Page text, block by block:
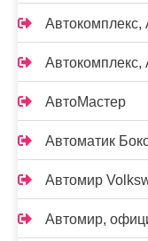
Автокомплекс,
Автокомплекс,
АвтоМастер
Автоматик
Автомир
Автомир,